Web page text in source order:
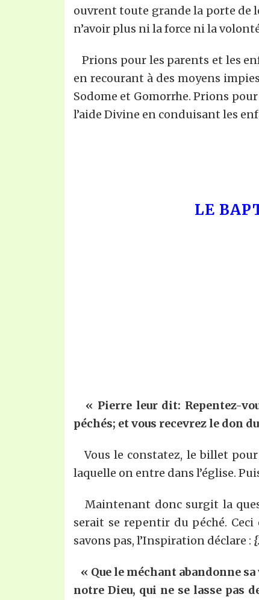
ouvrent toute grande la porte de
n’avoir plus ni la force ni la
Prions pour les parents et les
en recourant à des moyens
Sodome et Gomorrhe. Prions
l’aide Divine en conduisant les
LE
« Pierre leur dit: Repentez-
péchés; et vous recevrez le don
Vous le constatez, le billet
laquelle on entre dans l’église.
Maintenant donc surgit la
serait se repentir du péché.
savons pas, l’Inspiration déclare :
« Que le méchant abandonne
notre Dieu, qui ne se lasse pas